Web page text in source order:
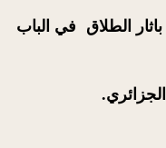
الى 73 المتعلقة باثار الطلاق في الباب